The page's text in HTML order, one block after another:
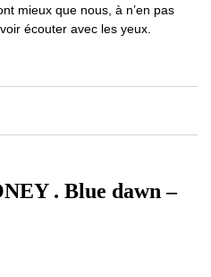
mieux que nous, à n’en pas
écouter avec les yeux.
. Blue dawn –